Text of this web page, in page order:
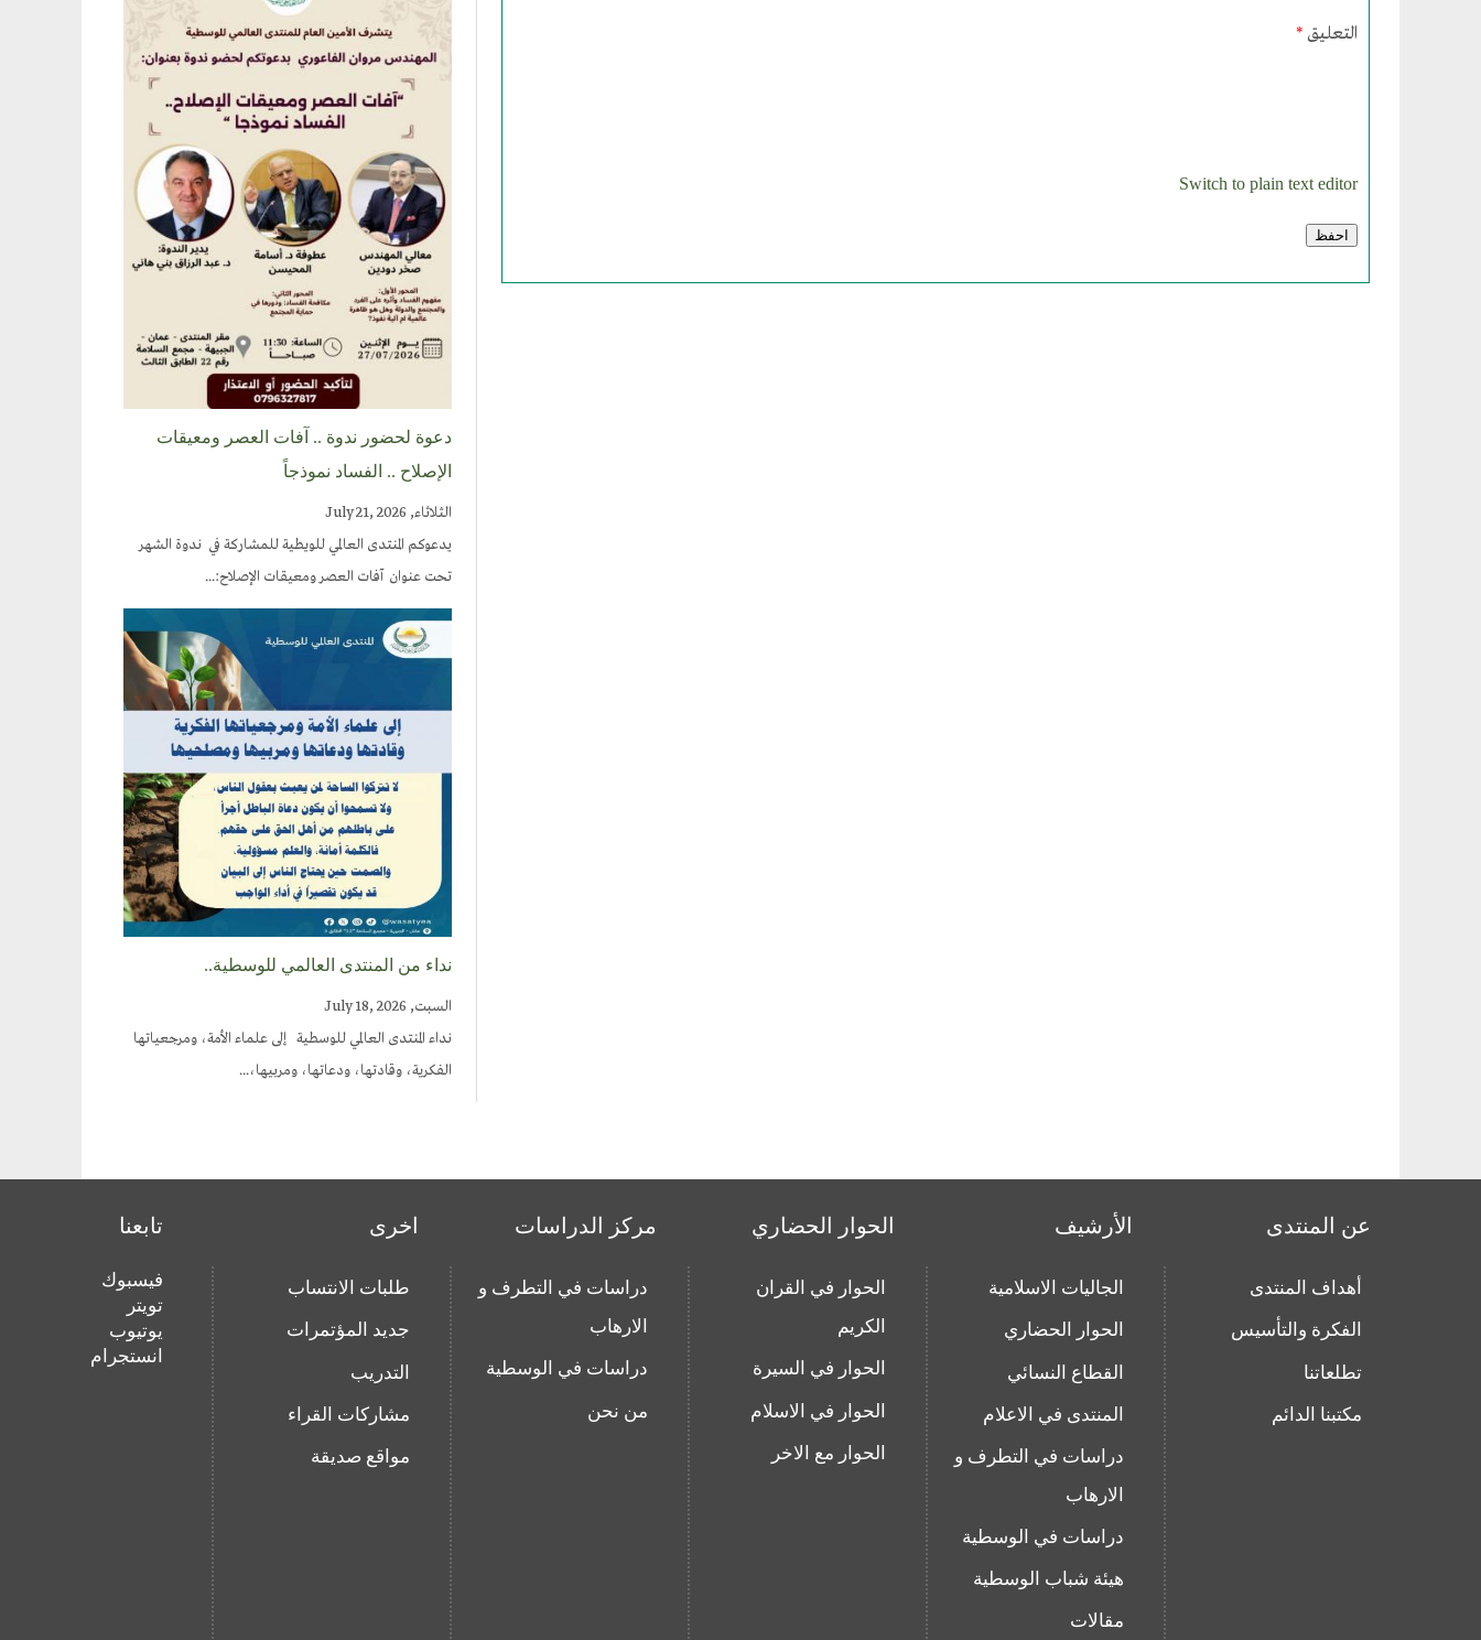
التعليق *
Switch to plain text editor
دعوة لحضور ندوة .. آفات العصر ومعيقات
الإصلاح .. الفساد نموذجاً
الثلاثاء, July 21, 2026
يدعوكم المنتدى العالمي للويطية للمشاركة في ندوة الشهر
تحت عنوان آفات العصر ومعيقات الإصلاح:...
نداء من المنتدى العالمي للوسطية..
السبت, July 18, 2026
نداء المنتدى العالمي للوسطية إلى علماء الأمة، ومرجعياتها
الفكرية، وقادتها، ودعاتها، ومربيها،...
عن المنتدى
أهداف المنتدى
الفكرة والتأسيس
تطلعاتنا
مكتبنا الدائم
الأرشيف
الجاليات الاسلامية
الحوار الحضاري
القطاع النسائي
المنتدى في الاعلام
دراسات في التطرف و
الارهاب
دراسات في الوسطية
هيئة شباب الوسطية
مقالات
الحوار الحضاري
الحوار في القران
الكريم
الحوار في السيرة
الحوار في الاسلام
الحوار مع الاخر
مركز الدراسات
دراسات في التطرف و
الارهاب
دراسات في الوسطية
من نحن
اخرى
طلبات الانتساب
جديد المؤتمرات
التدريب
مشاركات القراء
مواقع صديقة
تابعنا
فيسبوك
تويتر
يوتيوب
انستجرام